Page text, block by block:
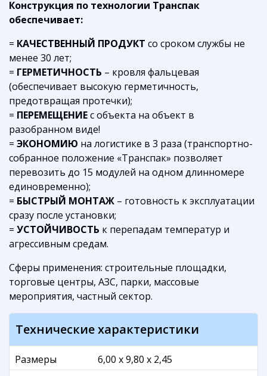
Конструкция по технологии Транспак
обеспечивает:
= КАЧЕСТВЕННЫЙ ПРОДУКТ со сроком службы не
менее 30 лет;
= ГЕРМЕТИЧНОСТЬ – кровля фальцевая
(обеспечивает высокую герметичность,
предотвращая протечки);
= ПЕРЕМЕЩЕНИЕс объекта на объект в
разобранном виде!
= ЭКОНОМИЮ на логистике в 3 раза (транспортно-
собранное положение «Транспак» позволяет
перевозить до 15 модулей на одном длинномере
единовременно);
= БЫСТРЫЙ МОНТАЖ – готовность к эксплуатации
сразу после установки;
= УСТОЙЧИВОСТЬ к перепадам температур и
агрессивным средам.
Сферы применения: строительные площадки,
торговые центры, АЗС, парки, массовые
мероприятия, частный сектор.
Технические характеристики
Размеры
6,00 х 9,80 х 2,45